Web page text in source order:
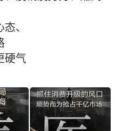
无创溶斑术
颗‮杯空‬的心态、
挣钱更硬气